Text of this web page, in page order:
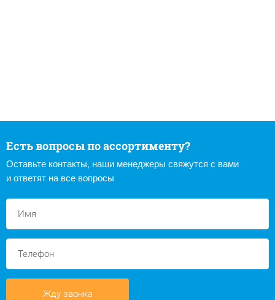
Есть вопросы по ассортименту?
Оставьте контакты, наши менеджеры свяжутся с вами
и ответят на все вопросы
Жду звонка